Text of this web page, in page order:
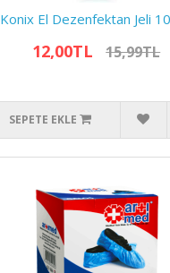
Konix El Dezenfektan Jeli
12,00TL 15,99TL
SEPETE EKLE